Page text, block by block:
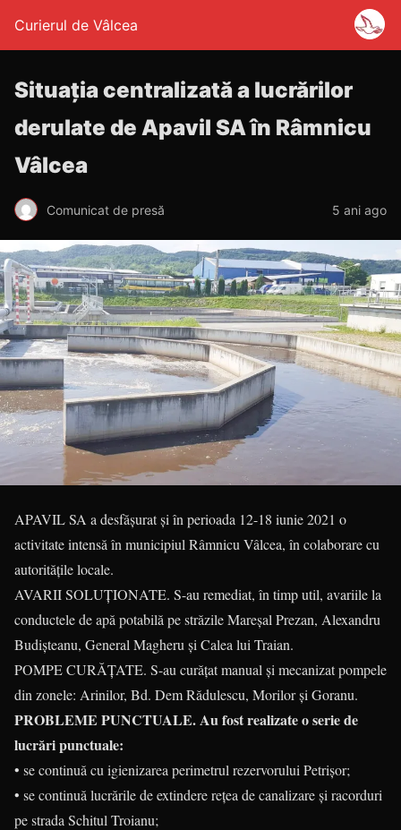
Curierul de Vâlcea
Situaţia centralizată a lucrărilor
derulate de Apavil SA în Râmnicu
Vâlcea
Comunicat de presă 5 ani ago
APAVIL SA a desfăşurat şi în perioada 12-18 iunie 2021 o
activitate intensă în municipiul Râmnicu Vâlcea, în colaborare cu
autorităţile locale.
AVARII SOLUŢIONATE. S-au remediat, în timp util, avariile la
conductele de apă potabilă pe străzile Mareșal Prezan, Alexandru
Budișteanu, General Magheru și Calea lui Traian.
POMPE CURĂŢATE. S-au curățat manual și mecanizat pompele
din zonele: Arinilor, Bd. Dem Rădulescu, Morilor și Goranu.
PROBLEME PUNCTUALE. Au fost realizate o serie de
lucrări punctuale:
• se continuă cu igienizarea perimetrul rezervorului Petrișor;
• se continuă lucrările de extindere rețea de canalizare și racorduri
pe strada Schitul Troianu;